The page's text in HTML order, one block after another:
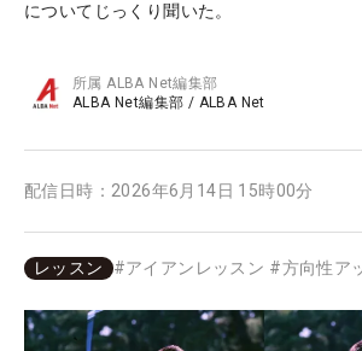
についてじっくり聞いた。
所属ALBA Net編集部
ALBA Net編集部 / ALBA Net
配信日時： 2026年6月14日 15時00分
レッスン #アイアンレッスン #方向性ア